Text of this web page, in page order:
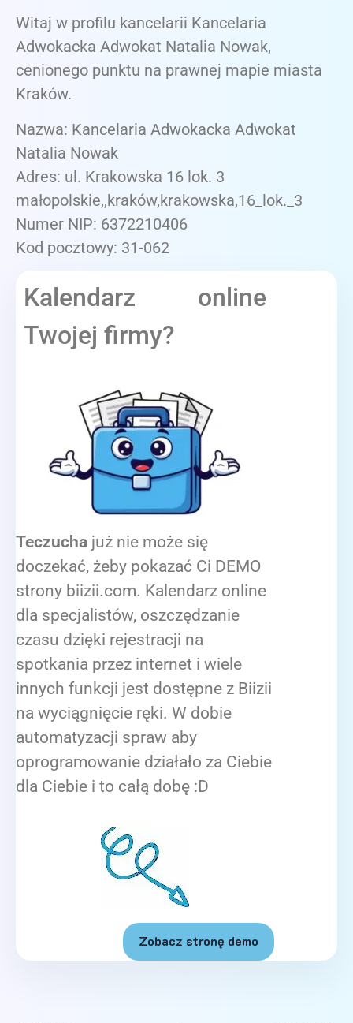
Witaj w profilu kancelarii Kancelaria
Adwokacka Adwokat Natalia Nowak,
cenionego punktu na prawnej mapie miasta
Kraków.
Nazwa: Kancelaria Adwokacka Adwokat
Natalia Nowak
Adres: ul. Krakowska 16 lok. 3
małopolskie,,kraków,krakowska,16_lok._3
Numer NIP: 6372210406
Kod pocztowy: 31-062
Kalendarz online
Twojej firmy?
Teczucha już nie może się
doczekać, żeby pokazać Ci DEMO
strony biizii.com. Kalendarz online
dla specjalistów, oszczędzanie
czasu dzięki rejestracji na
spotkania przez internet i wiele
innych funkcji jest dostępne z Biizii
na wyciągnięcie ręki. W dobie
automatyzacji spraw aby
oprogramowanie działało za Ciebie
dla Ciebie i to całą dobę :D
Zobacz stronę demo